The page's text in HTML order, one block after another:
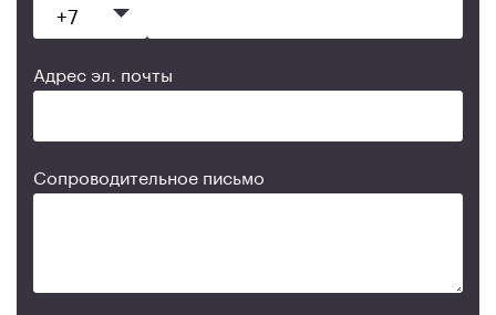
Адрес эл. почты
Сопроводительное письмо